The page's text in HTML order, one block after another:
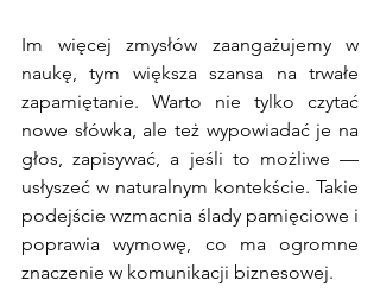
Im więcej zmysłów zaangażujemy w
naukę, tym większa szansa na trwałe
zapamiętanie. Warto nie tylko czytać
nowe słówka, ale też wypowiadać je na
głos, zapisywać, a jeśli to możliwe —
usłyszeć w naturalnym kontekście. Takie
podejście wzmacnia ślady pamięciowe i
poprawia wymowę, co ma ogromne
znaczenie w komunikacji biznesowej.